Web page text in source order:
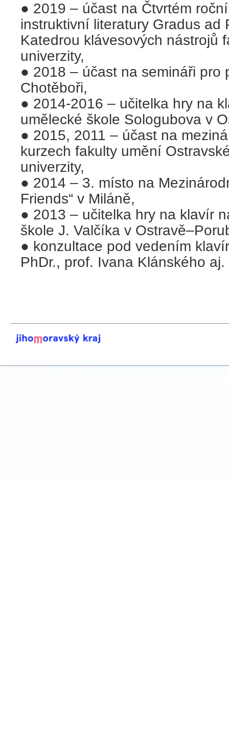
● 2019 – účast na Čtvrtém
instruktivní literatury Gradus ad
Katedrou klávesových nástrojů
univerzity,
● 2018 – účast na semináři pro
Chotěboři,
● 2014-2016 – učitelka hry na
umělecké škole Sologubova v
● 2015, 2011 – účast na
kurzech fakulty umění
univerzity,
● 2014 – 3. místo na
Friends“ v Miláně,
● 2013 – učitelka hry na klavír
škole J. Valčíka v
● konzultace pod vedením
PhDr., prof. Ivana Klánského aj.